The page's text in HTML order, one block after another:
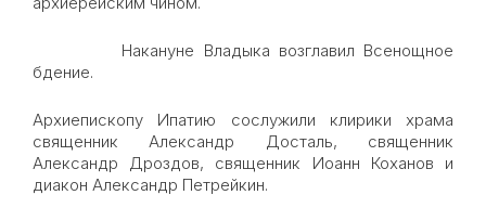
Накануне Владыка возглавил Всенощное
бдение.
Архиепископу Ипатию сослужили клирики храма
священник Александр Досталь, священник
Александр Дроздов, священник Иоанн Коханов и
диакон Александр Петрейкин.